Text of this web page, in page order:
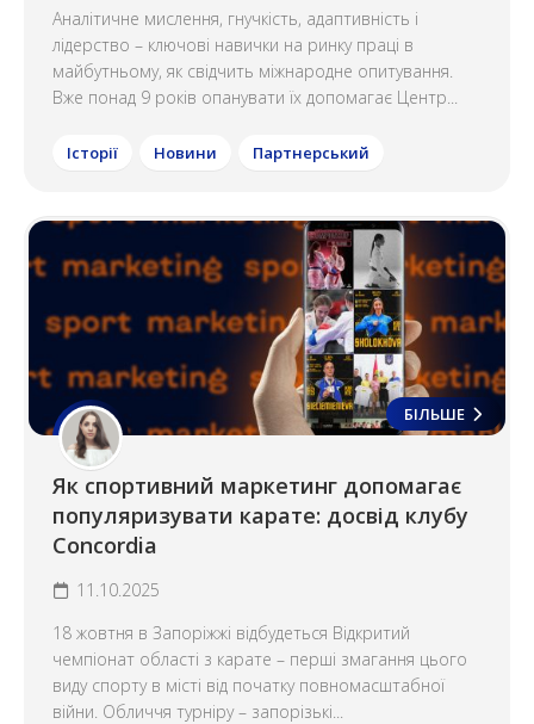
Аналітичне мислення, гнучкість, адаптивність і
лідерство – ключові навички на ринку праці в
майбутньому, як свідчить міжнародне опитування.
Вже понад 9 років опанувати їх допомагає Центр...
Історії Новини Партнерський
БІЛЬШЕ
Як спортивний маркетинг допомагає
популяризувати карате: досвід клубу
Concordia
11.10.2025
18 жовтня в Запоріжжі відбудеться Відкритий
чемпіонат області з карате – перші змагання цього
виду спорту в місті від початку повномасштабної
війни. Обличчя турніру – запорізькі...